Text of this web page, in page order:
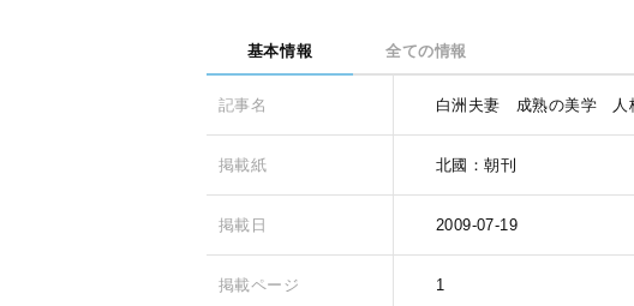
基本情報 全ての情報
記事名 白洲夫妻 成熟の美学 人
掲載紙 北國：朝刊
掲載日 2009-07-19
掲載ページ 1